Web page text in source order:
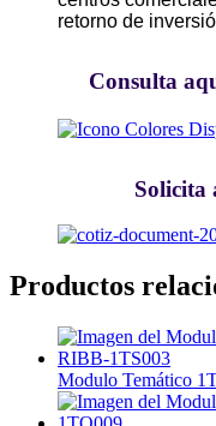
retorno de
Consulta
Solicita
Productos
Modulo Temático